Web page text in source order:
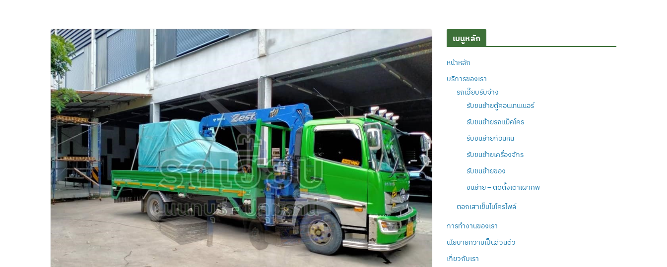
เมนูหลัก
หน้าหลัก
บริการของเรา
รถเฮี๊ยบรับจ้าง
รับขนย้ายตู้คอนเทนเนอร์
รับขนย้ายรถแม็คโคร
รับขนย้ายก้อนหิน
รับขนย้ายเครื่องจักร
รับขนย้ายของ
ขนย้าย – ติดตั้งเตาเผาศพ
ตอกเสาเข็มไมโครไพล์
การทำงานของเรา
นโยบายความเป็นส่วนตัว
เกี่ยวกับเรา